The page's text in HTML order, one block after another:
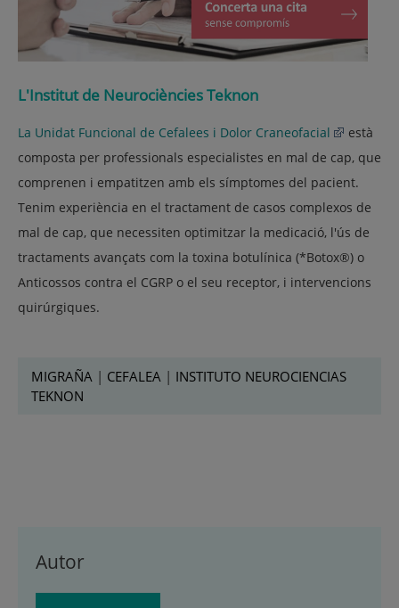
L'Institut de Neurociències Teknon
La Unidat Funcional de Cefalees i Dolor Craneofacial
està
composta per professionals especialistes en mal de cap, que
comprenen i empatitzen amb els símptomes del pacient.
Tenim experiència en el tractament de casos complexos de
mal de cap, que necessiten optimitzar la medicació, l'ús de
tractaments avançats com la toxina botulínica (*Botox®) o
Anticossos contra el CGRP o el seu receptor, i intervencions
quirúrgiques.
MIGRAÑA | CEFALEA | INSTITUTO NEUROCIENCIAS
TEKNON
Autor